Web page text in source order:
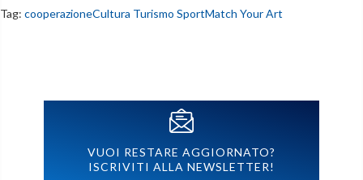
Tag: cooperazioneCultura Turismo SportMatch Your Art
VUOI RESTARE AGGIORNATO?
ISCRIVITI ALLA NEWSLETTER!